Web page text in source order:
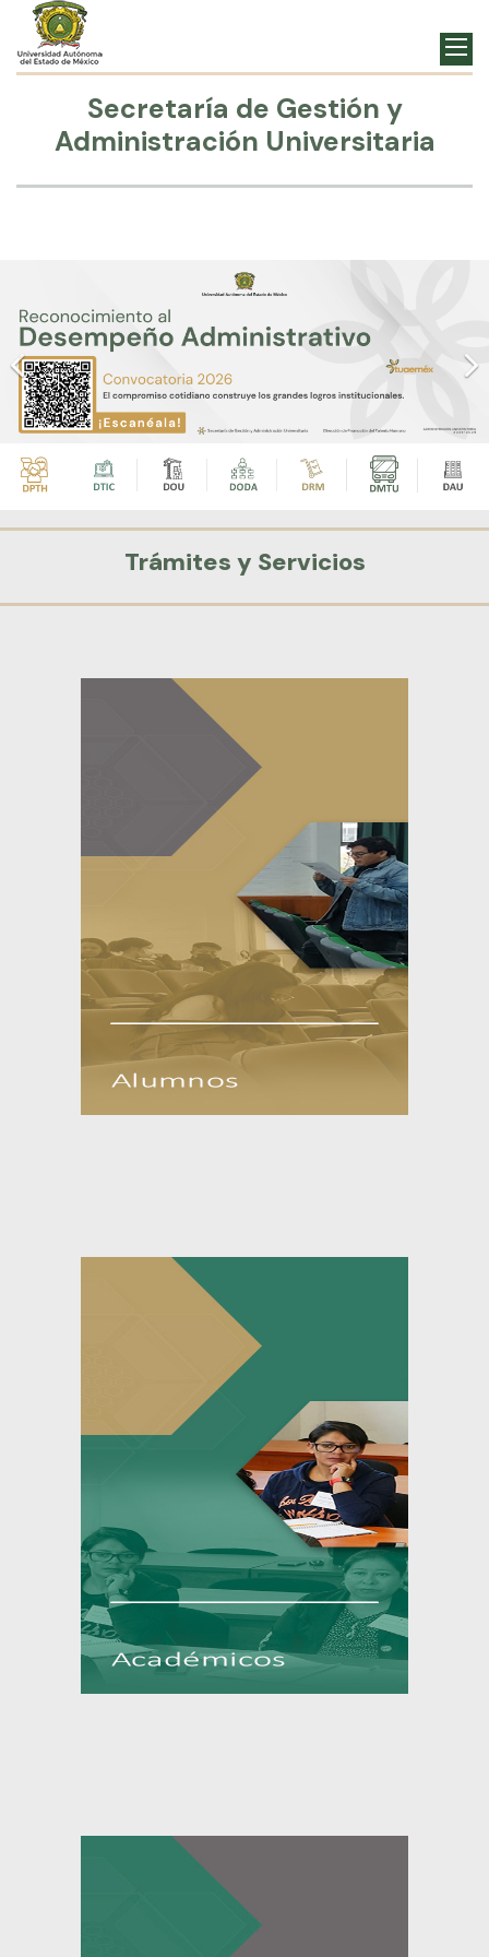
Secretaría de Gestión y
Administración Universitaria
Trámites y Servicios